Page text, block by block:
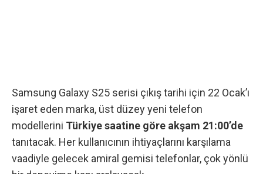
Samsung Galaxy S25 serisi çıkış tarihi için 22 Ocak’ı
işaret eden marka, üst düzey yeni telefon
modellerini Türkiye saatine göre akşam 21:00’de
tanıtacak. Her kullanıcının ihtiyaçlarını karşılama
vaadiyle gelecek amiral gemisi telefonlar, çok yönlü